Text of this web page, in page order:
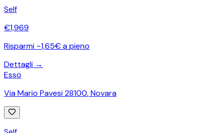
Self
€1,969
Risparmi ~1,65€ a pieno
Dettagli →
Esso
Via Mario Pavesi 28100,Novara